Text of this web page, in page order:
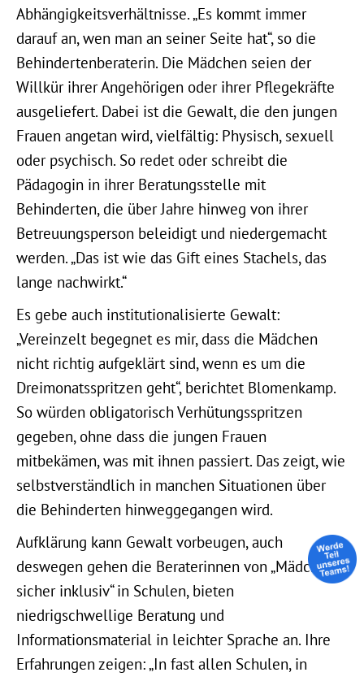
Abhängigkeitsverhältnisse. „Es kommt immer
darauf an, wen man an seiner Seite hat“, so die
Behindertenberaterin. Die Mädchen seien der
Willkür ihrer Angehörigen oder ihrer Pflegekräfte
ausgeliefert. Dabei ist die Gewalt, die den jungen
Frauen angetan wird, vielfältig: Physisch, sexuell
oder psychisch. So redet oder schreibt die
Pädagogin in ihrer Beratungsstelle mit
Behinderten, die über Jahre hinweg von ihrer
Betreuungsperson beleidigt und niedergemacht
werden. „Das ist wie das Gift eines Stachels, das
lange nachwirkt.“
Es gebe auch institutionalisierte Gewalt:
„Vereinzelt begegnet es mir, dass die Mädchen
nicht richtig aufgeklärt sind, wenn es um die
Dreimonatsspritzen geht“, berichtet Blomenkamp.
So würden obligatorisch Verhütungsspritzen
gegeben, ohne dass die jungen Frauen
mitbekämen, was mit ihnen passiert. Das zeigt, wie
selbstverständlich in manchen Situationen über
die Behinderten hinweggegangen wird.
Aufklärung kann Gewalt vorbeugen, auch
deswegen gehen die Beraterinnen von „Mädchen
sicher inklusiv“ in Schulen, bieten
niedrigschwellige Beratung und
Informationsmaterial in leichter Sprache an. Ihre
Erfahrungen zeigen: „In fast allen Schulen, in